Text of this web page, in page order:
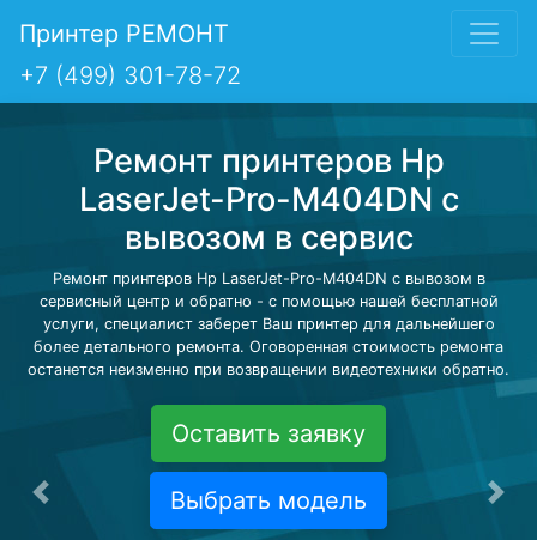
Принтер РЕМОНТ
+7 (499) 301-78-72
Ремонт принтеров Hp
LaserJet-Pro-M404DN с
вывозом в сервис
Ремонт принтеров Hp LaserJet-Pro-M404DN с вывозом в
сервисный центр и обратно - с помощью нашей бесплатной
услуги, специалист заберет Ваш принтер для дальнейшего
более детального ремонта. Оговоренная стоимость ремонта
останется неизменно при возвращении видеотехники обратно.
Оставить заявку
Выбрать модель
Предыдущая